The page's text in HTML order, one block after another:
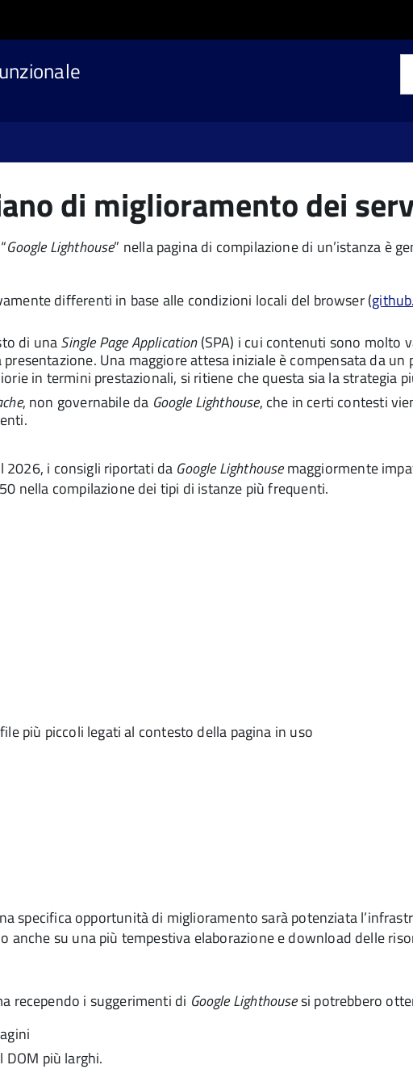
di miglioramento dei
Google Lighthouse” nella pagina di compilazione di un’istanza è
differenti in base alle condizioni locali del browser (
di unaSingle Page Application(SPA) i cui contenuti sono molto
Una maggiore attesa iniziale è compensata da
in termini prestazionali, si ritiene che questa sia la strategia
, non governabile da Google Lighthouse, che in certi contesti
2026, i consigli riportati da Google Lighthousemaggiormente
nella compilazione dei tipi di istanze più frequenti.
più piccoli legati al contesto della pagina in uso
specifica opportunità di miglioramento sarà potenziata
anche su una più tempestiva elaborazione e download delle
recependo i suggerimenti di Google Lighthousesi potrebbero
più larghi.